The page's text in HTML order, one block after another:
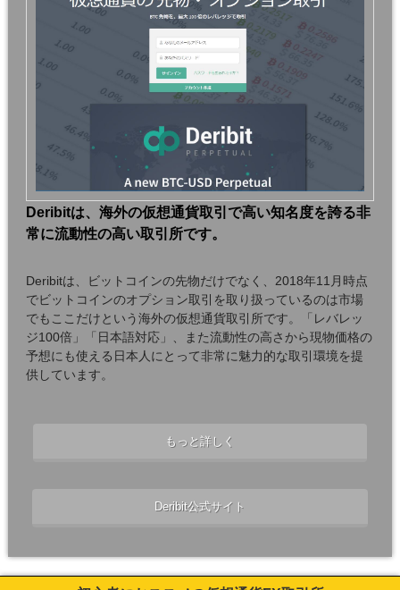
Deribitは、海外の仮想通貨取引で高い知名度を誇る非
常に流動性の高い取引所です。
Deribitは、ビットコインの先物だけでなく、2018年11月時点
でビットコインのオプション取引を取り扱っているのは市場
でもここだけという海外の仮想通貨取引所です。「レバレッ
ジ100倍」「日本語対応」、また流動性の高さから現物価格の
予想にも使える日本人にとって非常に魅力的な取引環境を提
供しています。
もっと詳しく
Deribit公式サイト